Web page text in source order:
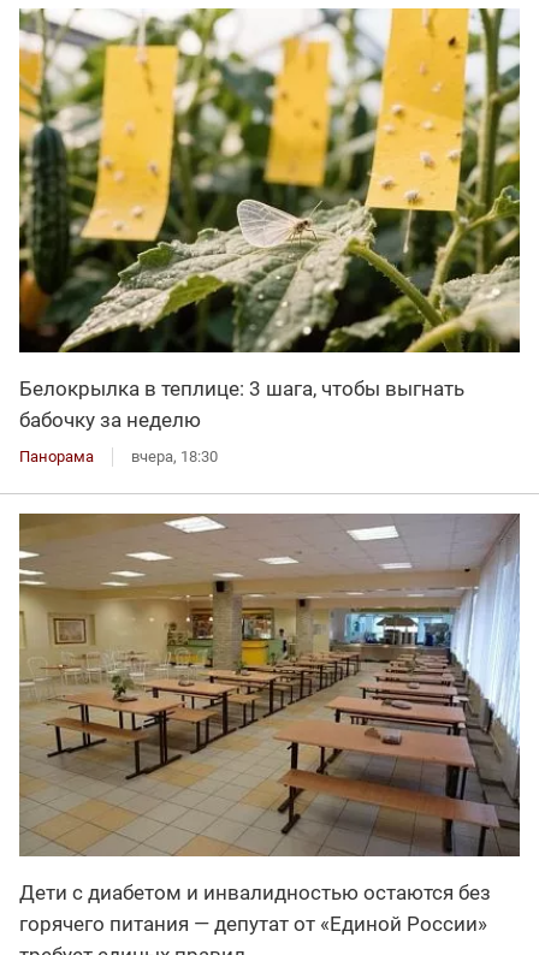
Белокрылка в теплице: 3 шага, чтобы выгнать
бабочку за неделю
Панорама вчера, 18:30
Дети с диабетом и инвалидностью остаются без
горячего питания — депутат от «Единой России»